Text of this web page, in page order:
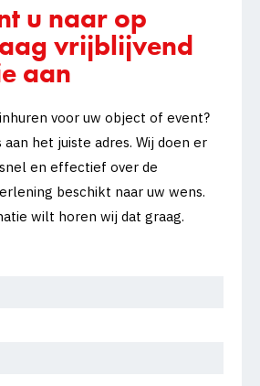
u naar op
vrijblijvend
aan
voor uw object of event?
aan het juiste adres. Wij doen er
en effectief over de
beschikt naar uw wens.
wilt horen wij dat graag.